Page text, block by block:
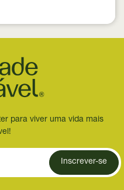
para viver uma vida mais
Inscrever-se